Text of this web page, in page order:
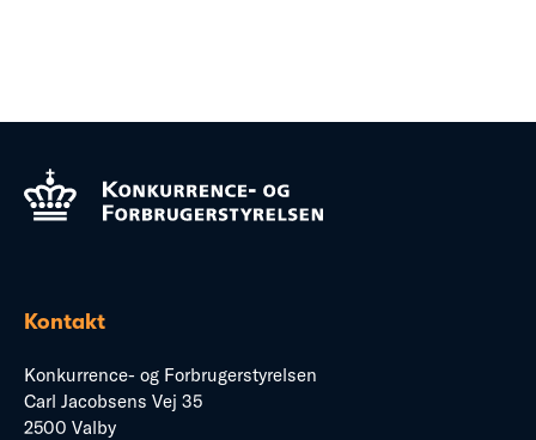
Kontakt
Konkurrence- og Forbrugerstyrelsen
Carl Jacobsens Vej 35
2500 Valby